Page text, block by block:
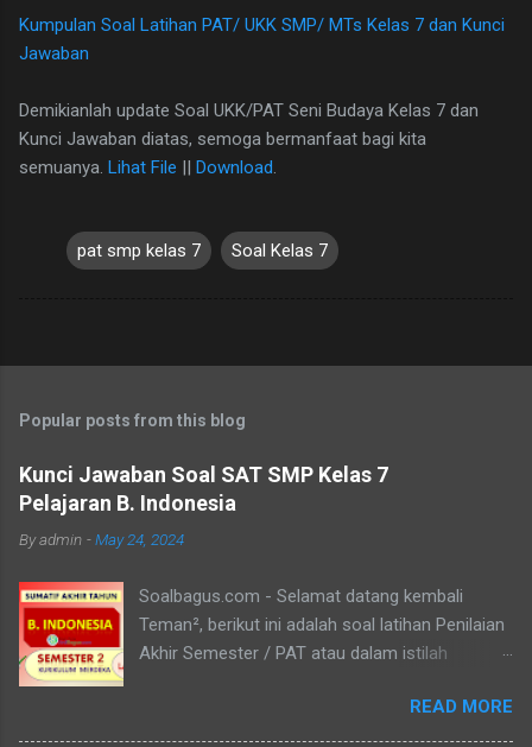
Kumpulan Soal Latihan PAT/ UKK SMP/ MTs Kelas 7 dan Kunci
Jawaban
Demikianlah update Soal UKK/PAT Seni Budaya Kelas 7 dan
Kunci Jawaban diatas, semoga bermanfaat bagi kita
semuanya. Lihat File Download.
pat smp kelas 7 Soal Kelas 7
Popular posts from this blog
Kunci Jawaban Soal SAT SMP Kelas 7
Pelajaran B. Indonesia
Byadmin -May 24, 2024
Soalbagus.com - Selamat datang kembali
Teman², berikut ini adalah soal latihan Penilaian
Akhir Semester / PAT atau dalam istilah
/ SAT atau SAS Semester 2 untuk siswa/i kelas
7 SMP/MTs mata pelajaran Bahasa Indonesia.
READ MORE